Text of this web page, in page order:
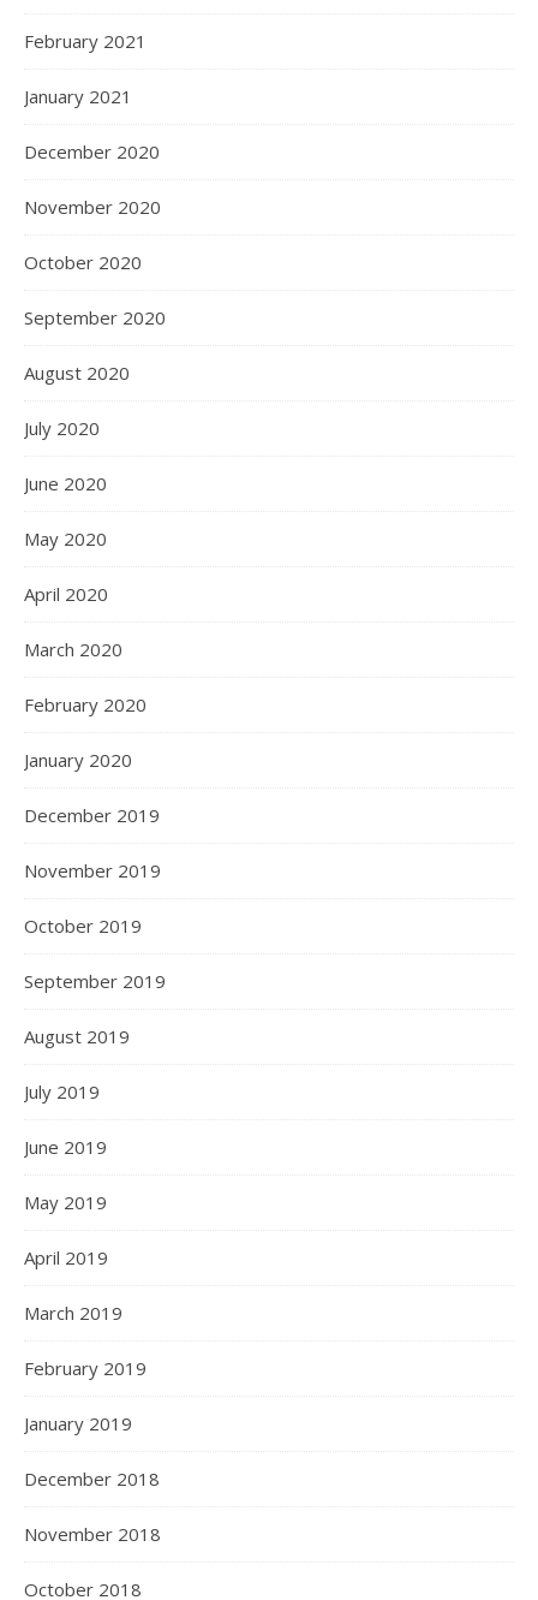
February 2021
January 2021
December 2020
November 2020
October 2020
September 2020
August 2020
July 2020
June 2020
May 2020
April 2020
March 2020
February 2020
January 2020
December 2019
November 2019
October 2019
September 2019
August 2019
July 2019
June 2019
May 2019
April 2019
March 2019
February 2019
January 2019
December 2018
November 2018
October 2018